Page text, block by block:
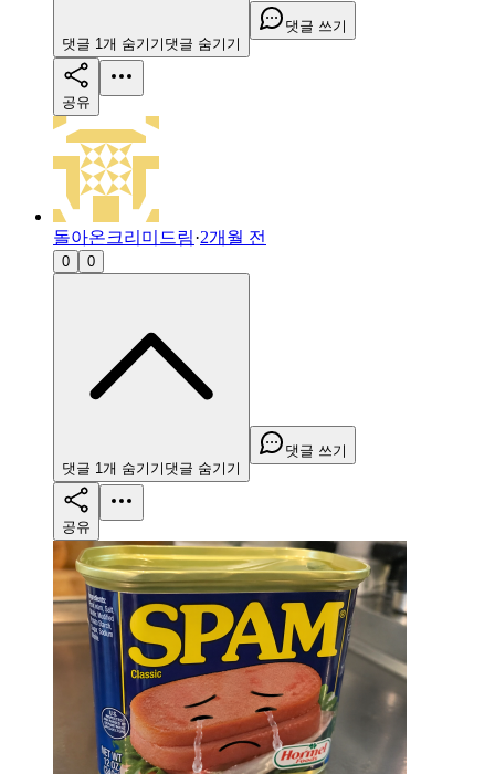
댓글 1개 숨기기 댓글 숨기기
댓글 쓰기
공유
돌아온크리미드림·2개월 전
0 0
댓글 1개 숨기기 댓글 숨기기
댓글 쓰기
공유